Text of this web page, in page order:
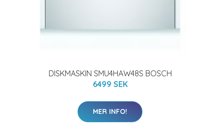
DISKMASKIN SMU4HAW48S BOSCH
6499 SEK
MER INFO!